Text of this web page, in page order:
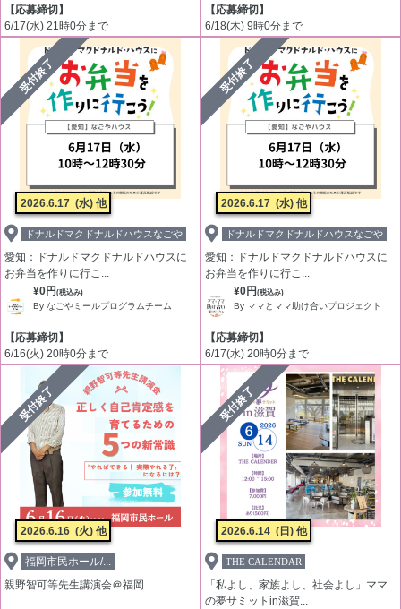
【応募締切】
6/17(水) 21時0分まで
【応募締切】
6/18(木) 9時0分まで
受付終了
2026.6.17 (水) 他
ドナルドマクドナルドハウスなごや
愛知：ドナルドマクドナルドハウスに
お弁当を作りに行こ...
¥0円 (税込み)
By なごやミールプログラムチーム
【応募締切】
6/16(火) 20時0分まで
受付終了
2026.6.17 (水) 他
ドナルドマクドナルドハウスなごや
愛知：ドナルドマクドナルドハウスに
お弁当を作りに行こ...
¥0円 (税込み)
By ママとママ助け合いプロジェクト
【応募締切】
6/17(水) 20時0分まで
受付終了
2026.6.16 (火) 他
福岡市民ホール/...
親野智可等先生講演会＠福岡
受付終了
2026.6.14 (日) 他
THE CALENDAR
「私よし、家族よし、社会よし」ママ
の夢サミットin滋賀...